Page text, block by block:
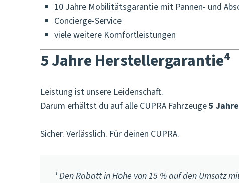
10 Jahre Mobilitätsgarantie mit Pannen- und
Concierge-Service
viele weitere Komfortleistungen
5 Jahre Herstellergarantie⁴
Leistung ist unsere Leidenschaft.
Darum erhältst du auf alle CUPRA Fahrzeuge5
Sicher. Verlässlich. Für deinen CUPRA.
¹ Den Rabatt in Höhe von 15 % auf den Umsatz